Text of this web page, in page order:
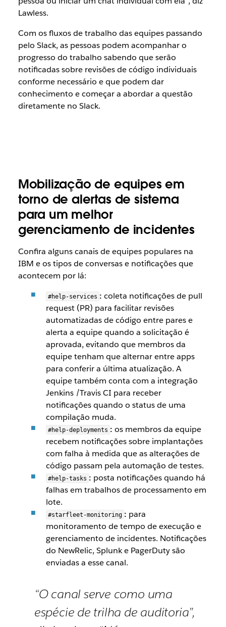
Lawless.
Com os fluxos de trabalho das equipes passando
pelo Slack, as pessoas podem acompanhar o
progresso do trabalho sabendo que serão
notificadas sobre revisões de código individuais
conforme necessário e que podem dar
conhecimento e começar a abordar a questão
diretamente no Slack.
Mobilização de equipes em
torno de alertas de sistema
para um melhor
gerenciamento de incidentes
Confira alguns canais de equipes populares na
IBM e os tipos de conversas e notificações que
acontecem por lá:
#help-services : coleta notificações de pull
request (PR) para facilitar revisões
automatizadas de código entre pares e
alerta a equipe quando a solicitação é
aprovada, evitando que membros da
equipe tenham que alternar entre apps
para conferir a última atualização. A
equipe também conta com a integração
Jenkins /Travis CI para receber
notificações quando o status de uma
compilação muda.
#help-deployments : os membros da equipe
recebem notificações sobre implantações
com falha à medida que as alterações de
código passam pela automação de testes.
#help-tasks : posta notificações quando há
falhas em trabalhos de processamento em
lote.
#starfleet-monitoring : para
monitoramento de tempo de execução e
gerenciamento de incidentes. Notificações
do NewRelic, Splunk e PagerDuty são
enviadas a esse canal.
“O canal serve como uma
espécie de trilha de auditoria”,